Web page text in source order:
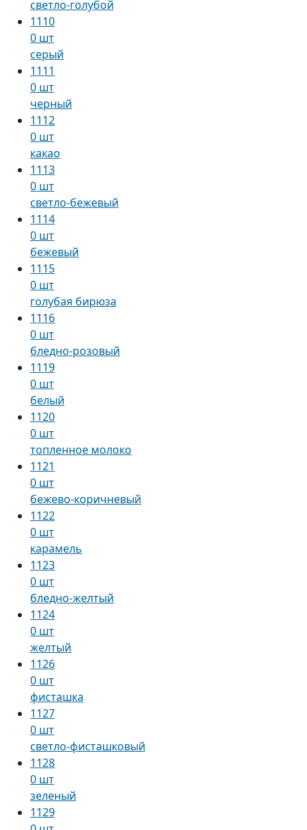
светло-голубой
1110
0 шт
серый
1111
0 шт
черный
1112
0 шт
какао
1113
0 шт
светло-бежевый
1114
0 шт
бежевый
1115
0 шт
голубая бирюза
1116
0 шт
бледно-розовый
1119
0 шт
белый
1120
0 шт
топленное молоко
1121
0 шт
бежево-коричневый
1122
0 шт
карамель
1123
0 шт
бледно-желтый
1124
0 шт
желтый
1126
0 шт
фисташка
1127
0 шт
светло-фисташковый
1128
0 шт
зеленый
1129